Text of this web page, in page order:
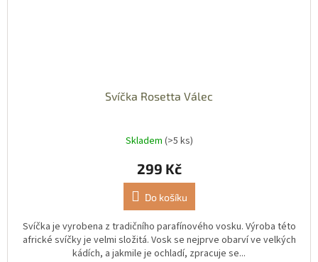
Svíčka Rosetta Válec
Skladem (>5 ks)
299 Kč
Do košíku
Svíčka je vyrobena z tradičního parafínového vosku. Výroba této
africké svíčky je velmi složitá. Vosk se nejprve obarví ve velkých
kádích, a jakmile je ochladí, zpracuje se...